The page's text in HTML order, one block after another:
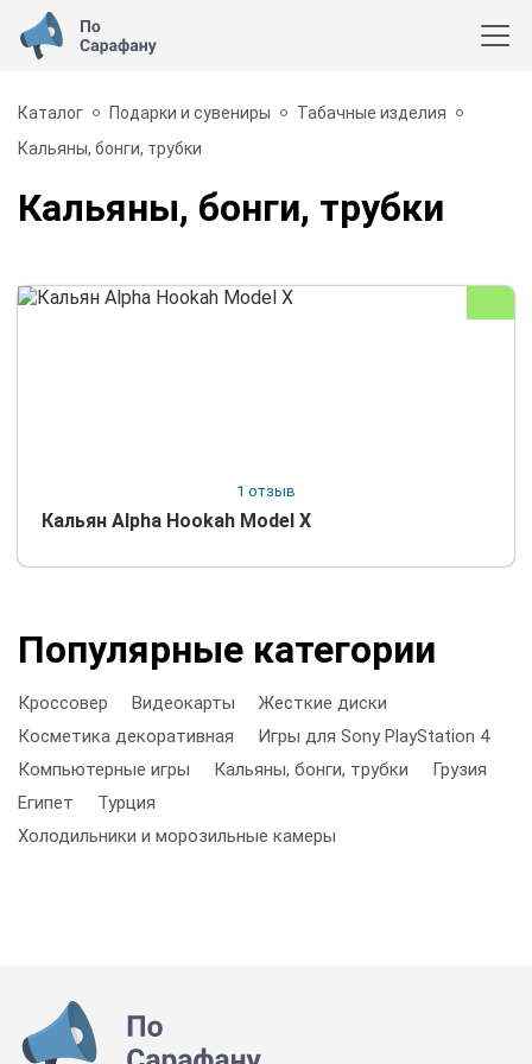
Каталог Подарки и сувениры
Табачные изделия
Кальяны, бонги, трубки
Кальяны, бонги, трубки
1 отзыв
Кальян Alpha Hookah Model X
Популярные категории
Кроссовер Видеокарты
Жесткие диски
Косметика декоративная
Игры для Sony PlayStation 4
Компьютерные игры
Кальяны, бонги, трубки
Грузия
Египет
Турция
Холодильники и морозильные камеры